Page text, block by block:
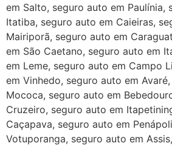
em Salto, seguro auto em Paulínia,
Itatiba, seguro auto em Caieiras,
Mairiporã, seguro auto em
em São Caetano, seguro auto em
em Leme, seguro auto em Campo
em Vinhedo, seguro auto em
Mococa, seguro auto em
Cruzeiro, seguro auto em
Caçapava, seguro auto em
Votuporanga, seguro auto em